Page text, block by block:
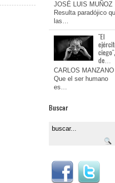
JOSÉ LUIS MUÑOZ
Resulta paradójico
las…
"El
de…
CARLOS MANZANO
Que el ser humano
es…
Buscar